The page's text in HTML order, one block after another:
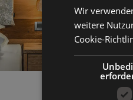
Wir
weitere
Cookie-